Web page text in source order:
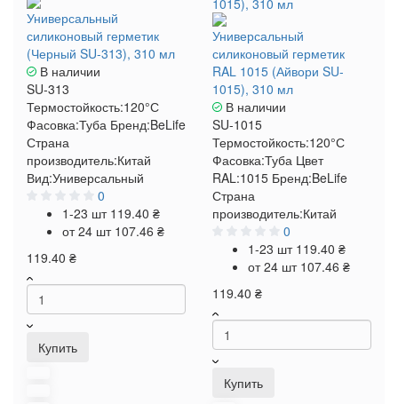
Универсальный
силиконовый герметик
(Черный SU-313), 310 мл
В наличии
SU-313
Термостойкость:120°С
Фасовка:Туба Бренд:BeLife
Страна
производитель:Китай
Вид:Универсальный
0
1-23 шт 119.40 ₴
от 24 шт 107.46 ₴
119.40 ₴
Купить
Универсальный
силиконовый герметик
RAL 1015 (Айвори SU-
1015), 310 мл
В наличии
SU-1015
Термостойкость:120°С
Фасовка:Туба Цвет
RAL:1015 Бренд:BeLife
Страна
производитель:Китай
0
1-23 шт 119.40 ₴
от 24 шт 107.46 ₴
119.40 ₴
Купить